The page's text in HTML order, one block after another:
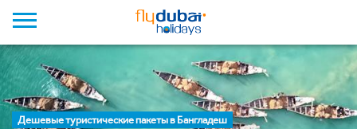
Дешевые туристические пакеты в Бангладеш